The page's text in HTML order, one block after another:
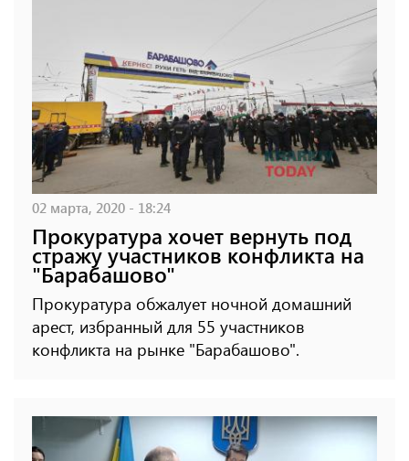
02 марта, 2020 - 18:24
Прокуратура хочет вернуть под
стражу участников конфликта на
"Барабашово"
Прокуратура обжалует ночной домашний
арест, избранный для 55 участников
конфликта на рынке "Барабашово".